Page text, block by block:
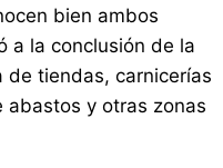
bien ambos
a la conclusión de la
de tiendas, carnicerías
abastos y otras zonas